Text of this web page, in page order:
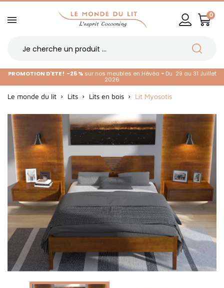
0
PROMOTION D'ETE ! -25 % sur nos meubles en Hévéa - Du 29 au 31 Juillet
2026
Le monde du lit Lits Lits en bois Lit Myosotis